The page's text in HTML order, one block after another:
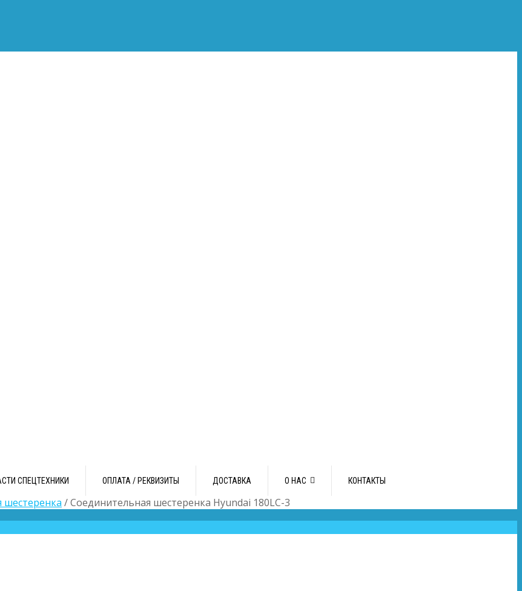
СПЕЦТЕХНИКИ ОПЛАТА / РЕКВИЗИТЫ ДОСТАВКА О НАС КОНТАКТЫ
шестеренка / Соединительная шестеренка Hyundai 180LC-3